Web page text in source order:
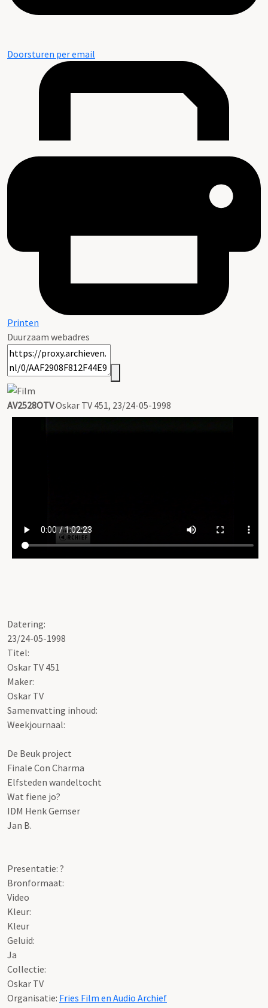
Doorsturen per email
Printen
Duurzaam webadres
AV2528OTVOskar TV 451, 23/24-05-1998
Datering:
23/24-05-1998
Titel:
Oskar TV 451
Maker:
Oskar TV
Samenvatting inhoud:
Weekjournaal:
De Beuk project
Finale Con Charma
Elfsteden wandeltocht
Wat fiene jo?
IDM Henk Gemser
Jan B.
Presentatie: ?
Bronformaat:
Video
Kleur:
Kleur
Geluid:
Ja
Collectie:
Oskar TV
Organisatie: Fries Film en Audio Archief